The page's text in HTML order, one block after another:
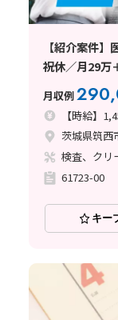
【紹介案件
祝休／月29万
月収例
【時給】
茨城県筑西
検査、クリ
61723-00
キー